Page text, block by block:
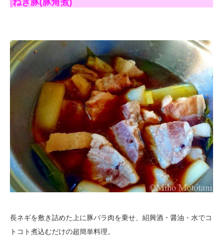
長ネギを敷き詰めた上に豚バラ肉を乗せ、紹興酒・醤油・水でコ
トコト煮込むだけの超簡単料理。